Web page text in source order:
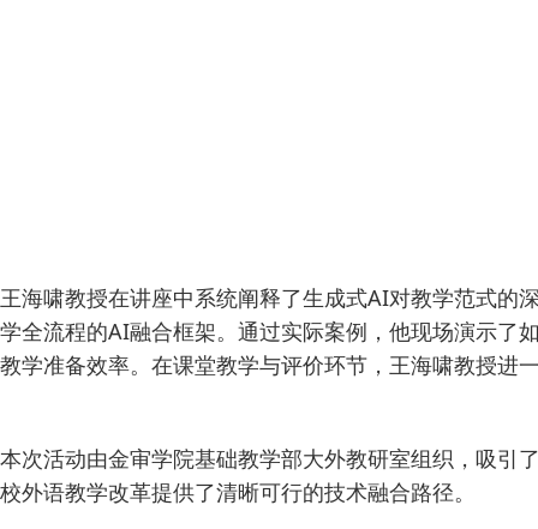
王海啸教授在讲座中系统阐释了生成式AI对教学范式的
学全流程的AI融合框架。通过实际案例，他现场演示了
教学准备效率。在课堂教学与评价环节，王海啸教授进
本次活动由金审学院基础教学部大外教研室组织，吸引
校外语教学改革提供了清晰可行的技术融合路径。